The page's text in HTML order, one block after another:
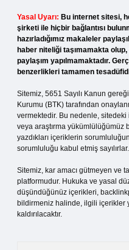
Yasal Uyarı: Bu internet sitesi,
şirketi ile hiçbir bağlantısı
hazırladığımız makaleler
haber niteliği taşımamakta
paylaşım yapılmamaktadır.
benzerlikleri tamamen
Sitemiz, 5651 Sayılı Kanun
Kurumu (BTK) tarafından
vermektedir. Bu nedenle,
veya araştırma yükümlülüğümüz
yazdıkları içeriklerin
sorumluluğu kabul etmiş sayılırlar.
Sitemiz, kar amacı gütmeyen ve
platformudur. Hukuka ve yasal
düşündüğünüz içerikleri,
bildirmeniz halinde, ilgili içerikler
kaldırılacaktır.